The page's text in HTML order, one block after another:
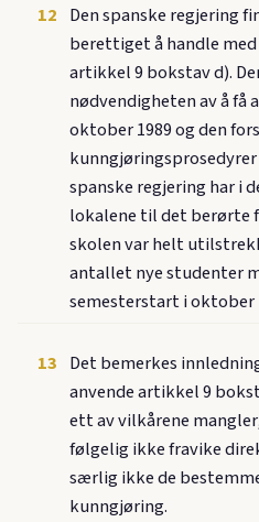
12 Den spanske regjering
berettiget å handle
artikkel 9 bokstav d).
nødvendigheten av å få
oktober 1989 og den
spanske regjering har i
lokalene til det berørte
skolen var helt
antallet nye studenter
semesterstart i oktober
13 Det bemerkes
anvende artikkel 9
ett av vilkårene
følgelig ikke fravike
særlig ikke de
kunngjøring.